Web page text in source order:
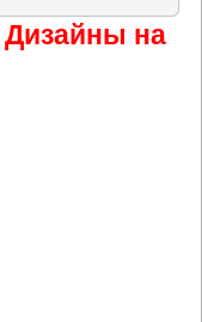
Дизайны на